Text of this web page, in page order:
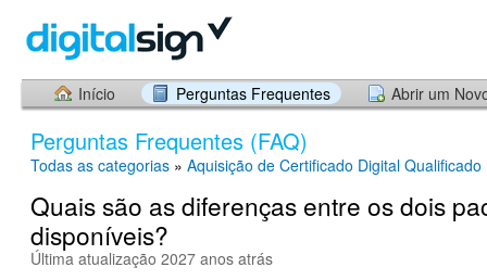
Início Perguntas Frequentes Abrir um
Perguntas Frequentes (FAQ)
Todas as categorias » Aquisição de Certificado Digital Qualificado
Quais são as diferenças entre os dois
disponíveis?
Última atualização 2027 anos atrás